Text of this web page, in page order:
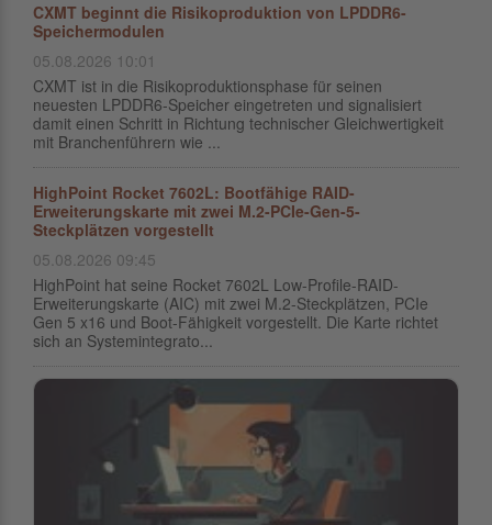
CXMT beginnt die Risikoproduktion von LPDDR6-
Speichermodulen
05.08.2026 10:01
CXMT ist in die Risikoproduktionsphase für seinen
neuesten LPDDR6-Speicher eingetreten und signalisiert
damit einen Schritt in Richtung technischer Gleichwertigkeit
mit Branchenführern wie ...
HighPoint Rocket 7602L: Bootfähige RAID-
Erweiterungskarte mit zwei M.2-PCIe-Gen-5-
Steckplätzen vorgestellt
05.08.2026 09:45
HighPoint hat seine Rocket 7602L Low-Profile-RAID-
Erweiterungskarte (AIC) mit zwei M.2-Steckplätzen, PCIe
Gen 5 x16 und Boot-Fähigkeit vorgestellt. Die Karte richtet
sich an Systemintegrato...